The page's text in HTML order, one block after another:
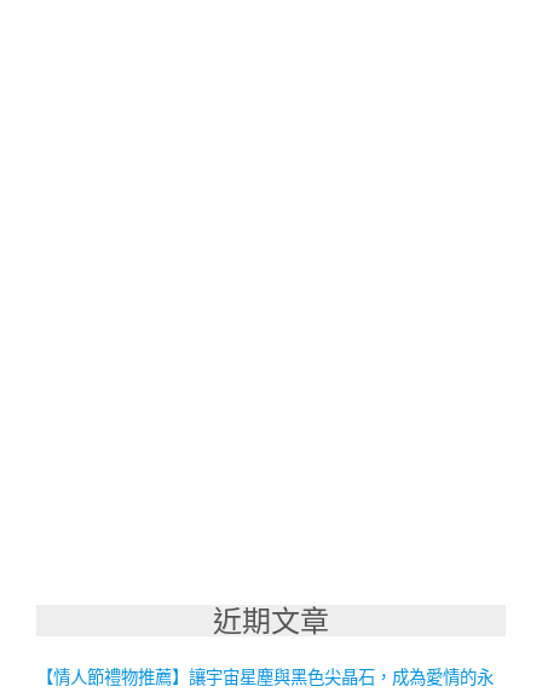
近期文章
【情人節禮物推薦】讓宇宙星塵與黑色尖晶石，成為愛情的永